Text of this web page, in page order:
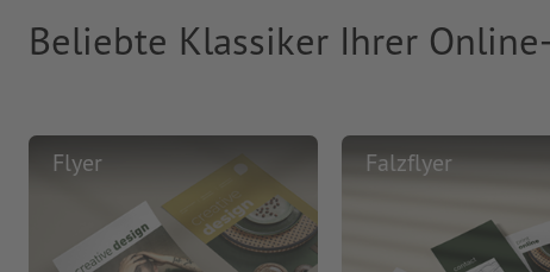
Beliebte Klassiker Ihrer
Flyer Falzflyer